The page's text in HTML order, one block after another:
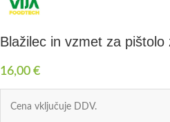
Blažilec in vzmet za pištolo
16,00 €
Cena vključuje DDV.